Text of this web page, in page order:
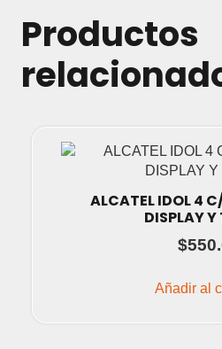
Productos
ALCATEL IDOL 4
DISPLAY
$
Añadir al